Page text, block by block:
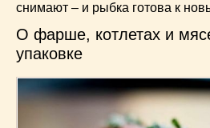
снимают – и рыбка готова к
О фарше, котлетах и
упаковке